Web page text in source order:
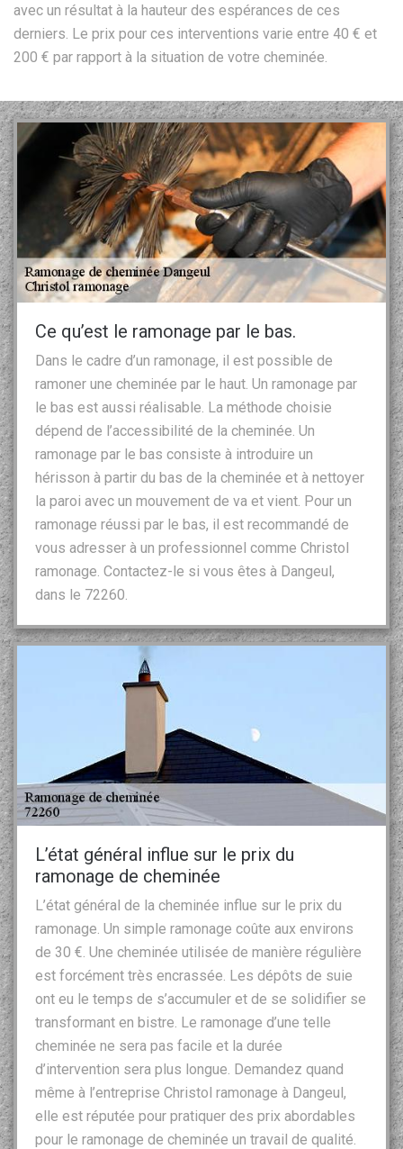
avec un résultat à la hauteur des espérances de ces
derniers. Le prix pour ces interventions varie entre 40 € et
200 € par rapport à la situation de votre cheminée.
Ce qu’est le ramonage par le bas.
Dans le cadre d’un ramonage, il est possible de
ramoner une cheminée par le haut. Un ramonage par
le bas est aussi réalisable. La méthode choisie
dépend de l’accessibilité de la cheminée. Un
ramonage par le bas consiste à introduire un
hérisson à partir du bas de la cheminée et à nettoyer
la paroi avec un mouvement de va et vient. Pour un
ramonage réussi par le bas, il est recommandé de
vous adresser à un professionnel comme Christol
ramonage. Contactez-le si vous êtes à Dangeul,
dans le 72260.
L’état général influe sur le prix du
ramonage de cheminée
L’état général de la cheminée influe sur le prix du
ramonage. Un simple ramonage coûte aux environs
de 30 €. Une cheminée utilisée de manière régulière
est forcément très encrassée. Les dépôts de suie
ont eu le temps de s’accumuler et de se solidifier se
transformant en bistre. Le ramonage d’une telle
cheminée ne sera pas facile et la durée
d’intervention sera plus longue. Demandez quand
même à l’entreprise Christol ramonage à Dangeul,
elle est réputée pour pratiquer des prix abordables
pour le ramonage de cheminée un travail de qualité.